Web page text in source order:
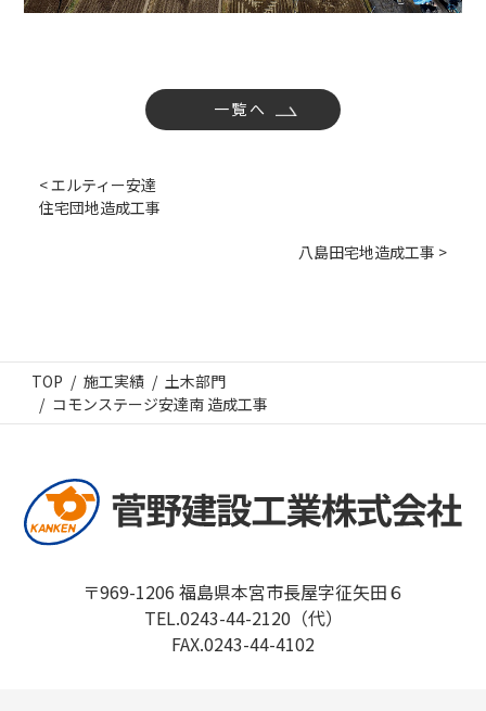
一覧へ
< エルティー安達
住宅団地造成工事
八島田宅地造成工事 >
TOP 施工実績
土木部門
コモンステージ安達南 造成工事
〒969-1206 福島県本宮市長屋字征矢田６
TEL.0243-44-2120（代）
FAX.0243-44-4102